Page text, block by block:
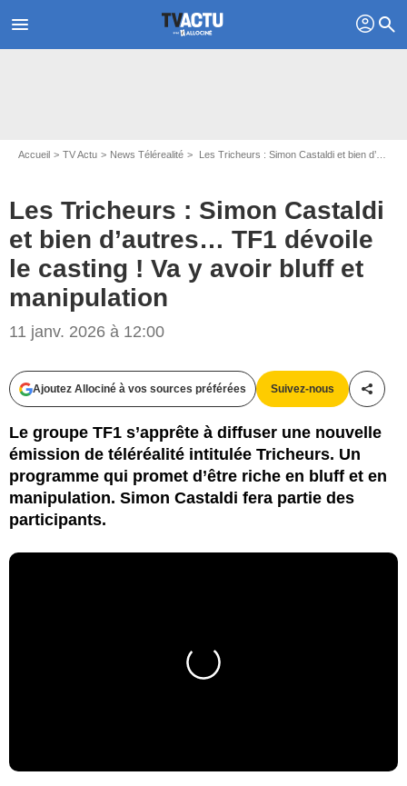
menu profil search
Accueil TV Actu News Télérealité Les Tricheurs : Simon Castaldi et bien d’autres… TF1 dévoile le casting ! Va y avoir bluff et manipulation
Les Tricheurs : Simon Castaldi
et bien d’autres… TF1 dévoile
le casting ! Va y avoir bluff et
manipulation
11 janv. 2026 à 12:00
Ajoutez Allociné à vos sources préférées Suivez-nous
Le groupe TF1 s’apprête à diffuser une nouvelle
émission de téléréalité intitulée Tricheurs. Un
programme qui promet d’être riche en bluff et en
manipulation. Simon Castaldi fera partie des
participants.